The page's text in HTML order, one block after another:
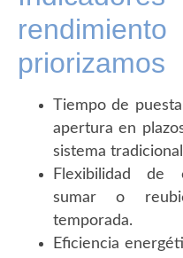
priorizamos
Tiempo de
apertura en
sistema
Flexibilidad de
sumar o
temporada.
Eficiencia